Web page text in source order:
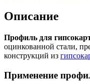
Описание
Профиль для
оцинкованной стали,
конструкций из
Применение